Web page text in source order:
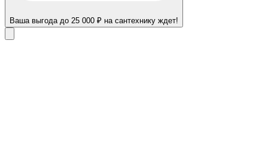
Ваша выгода до 25 000 ₽ на сантехнику ждет!